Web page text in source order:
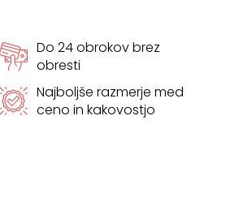
Do 24 obrokov brez
obresti
Najboljše razmerje med
ceno in kakovostjo